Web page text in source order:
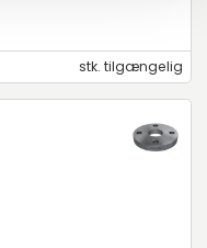
stk. tilgængelig